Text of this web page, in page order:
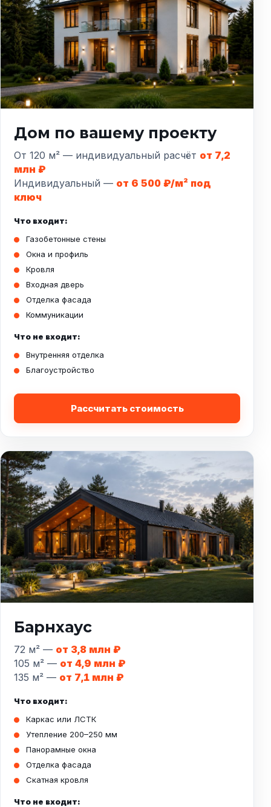
Дом по вашему проекту
От 120 м² — индивидуальный расчёт от 7,2
млн ₽
Индивидуальный — от 6 500 ₽/м² под
ключ
Что входит:
Газобетонные стены
Окна и профиль
Кровля
Входная дверь
Отделка фасада
Коммуникации
Что не входит:
Внутренняя отделка
Благоустройство
Рассчитать стоимость
Барнхаус
72 м² — от 3,8 млн ₽
105 м² — от 4,9 млн ₽
135 м² — от 7,1 млн ₽
Что входит:
Каркас или ЛСТК
Утепление 200–250 мм
Панорамные окна
Отделка фасада
Скатная кровля
Что не входит: